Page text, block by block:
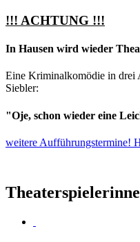
!!! ACHTUNG !!!
In Hausen wird wieder
Eine Kriminalkomödie in drei
Siebler:
"Oje, schon wieder eine
weitere Aufführungstermine!